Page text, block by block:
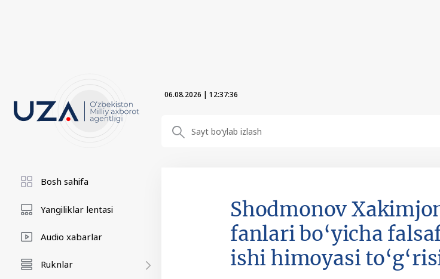
06.08.2026 | 12:37:37
Bosh sahifa
Yangiliklar lentasi
Audio xabarlar
Ruknlar
Shodmonov
fanlari bo‘yicha
ishi himoyasi